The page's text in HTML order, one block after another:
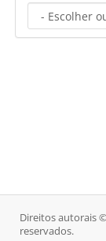
Direitos autorais ©
reservados.